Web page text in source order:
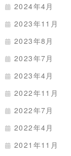
2024年4月
2023年11月
2023年8月
2023年7月
2023年4月
2022年11月
2022年7月
2022年4月
2021年11月